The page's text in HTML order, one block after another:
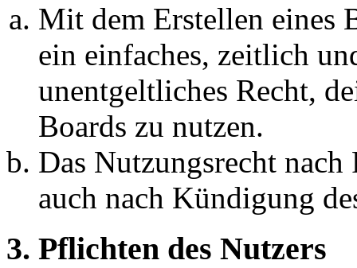
Mit dem Erstellen eines
ein einfaches, zeitlich
unentgeltliches Recht,
Boards zu nutzen.
Das Nutzungsrecht
auch nach Kündigung
3. Pflichten des Nutzers